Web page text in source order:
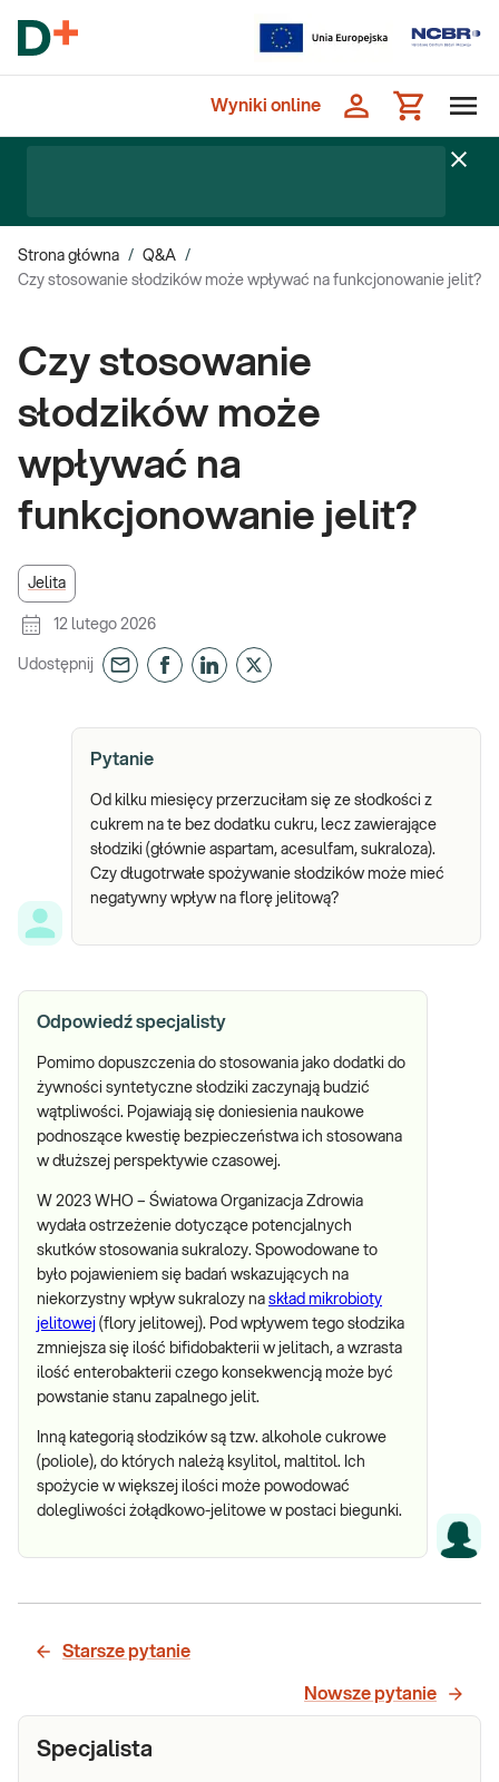
Wyniki online
Strona główna / Q&A /
Czy stosowanie słodzików może wpływać na funkcjonowanie jelit?
Czy stosowanie
słodzików może
wpływać na
funkcjonowanie jelit?
Jelita
12 lutego 2026
Udostępnij
Pytanie
Od kilku miesięcy przerzuciłam się ze słodkości z
cukrem na te bez dodatku cukru, lecz zawierające
słodziki (głównie aspartam, acesulfam, sukraloza).
Czy długotrwałe spożywanie słodzików może mieć
negatywny wpływ na florę jelitową?
Odpowiedź specjalisty
Pomimo dopuszczenia do stosowania jako dodatki do
żywności syntetyczne słodziki zaczynają budzić
wątpliwości. Pojawiają się doniesienia naukowe
podnoszące kwestię bezpieczeństwa ich stosowana
w dłuższej perspektywie czasowej.
W 2023 WHO – Światowa Organizacja Zdrowia
wydała ostrzeżenie dotyczące potencjalnych
skutków stosowania sukralozy. Spowodowane to
było pojawieniem się badań wskazujących na
niekorzystny wpływ sukralozy na skład mikrobioty
jelitowej (flory jelitowej). Pod wpływem tego słodzika
zmniejsza się ilość bifidobakterii w jelitach, a wzrasta
ilość enterobakterii czego konsekwencją może być
powstanie stanu zapalnego jelit.
Inną kategorią słodzików są tzw. alkohole cukrowe
(poliole), do których należą ksylitol, maltitol. Ich
spożycie w większej ilości może powodować
dolegliwości żołądkowo-jelitowe w postaci biegunki.
Starsze pytanie
Nowsze pytanie
Specjalista